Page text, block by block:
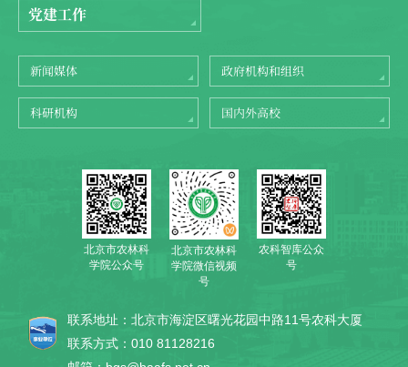
党建工作
新闻媒体 政府机构和组织
科研机构 国内外高校
北京市农林科
学院公众号
北京市农林科
学院微信视频
号
农科智库公众
号
联系地址：北京市海淀区曙光花园中路11号农科大厦
联系方式：010 81128216